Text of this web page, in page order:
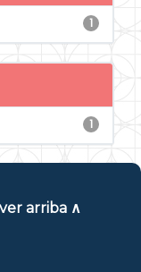
1
1
arriba ∧